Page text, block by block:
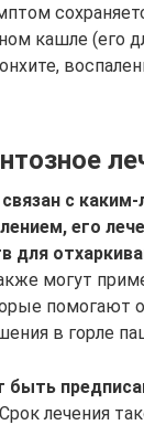
кашле (его
с
его
для
могут
помогают
в горле
быть
Срок лечения